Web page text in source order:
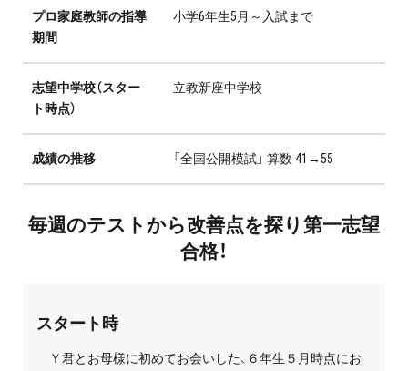
よくある質問
会社概要
免責事項・著作権等
プロ家庭教師の指導
期間
小学6年生5月～入試まで
志望中学校（スター
ト時点）
立教新座中学校
成績の推移 「全国公開模試」 算数 41→55
毎週のテストから改善点を探り第一志望
合格！
スタート時
Ｙ君とお母様に初めてお会いした、６年生５月時点にお